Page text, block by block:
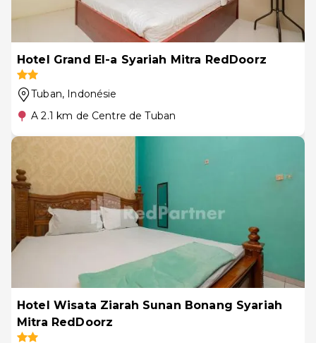
Hotel Grand El-a Syariah Mitra RedDoorz
Tuban, Indonésie
A 2.1 km de Centre de Tuban
Hotel Wisata Ziarah Sunan Bonang Syariah
Mitra RedDoorz